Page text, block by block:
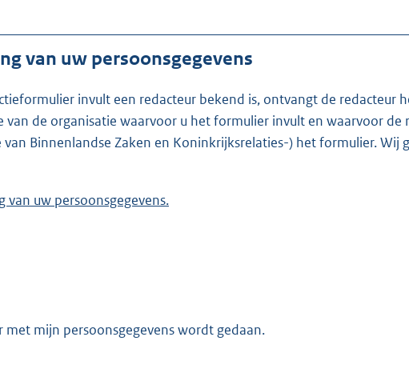
van uw persoonsgegevens
invult een redacteur bekend is, ontvangt de redacteur
waarvoor u het formulier invult en waarvoor de redacteur werkzaam is. Is de
Binnenlandse Zaken en Koninkrijksrelaties-) het formulier.
de verwerking van uw persoonsgegevens.
met mijn persoonsgegevens wordt gedaan.